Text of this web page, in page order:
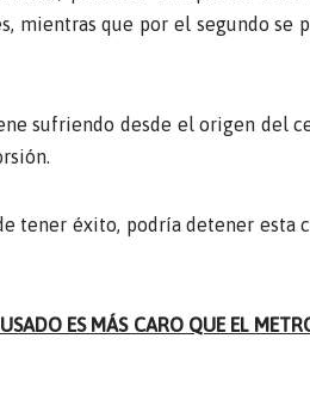
mientras que por el segundo se
sufriendo desde el origen del
tener éxito, podría detener esta
ES MÁS CARO QUE EL